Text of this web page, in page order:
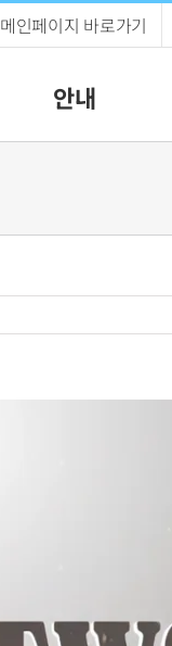
메인페이지 바로가기
안내